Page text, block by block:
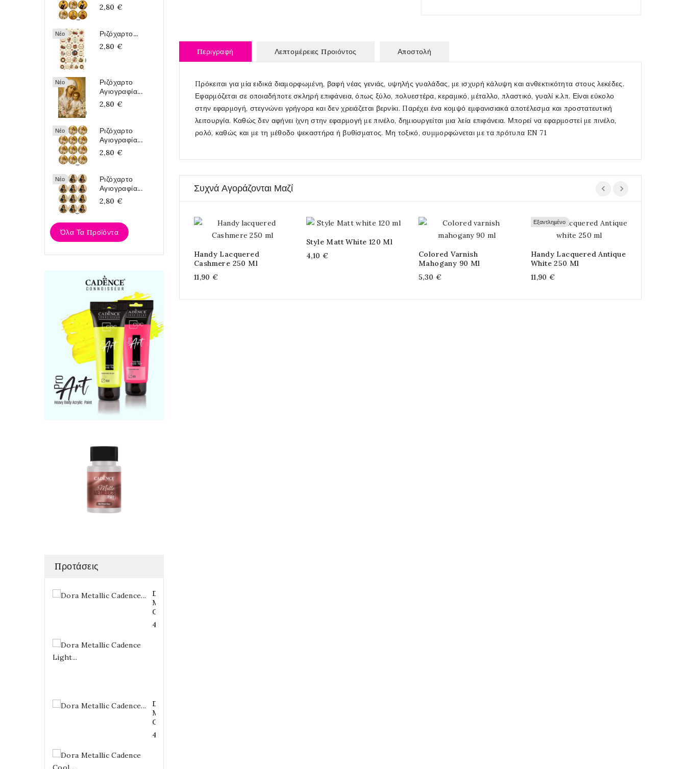
2,80 €
Νέο
Ριζόχαρτο...
2,80 €
Νέο
Ριζόχαρτο
Αγιογραφία...
2,80 €
Νέο
Ριζόχαρτο
Αγιογραφία...
2,80 €
Νέο
Ριζόχαρτο
Αγιογραφία...
2,80 €
Όλα Τα Προϊόντα
Προτάσεις
Dora
Metallic
Cadence...
4,20 €
Dora
Metallic
Cadence...
4,20 €
Περιγραφή Λεπτομέρειες Προιόντος Αποστολή
Πρόκειται για μία ειδικά διαμορφωμένη, βαφή νέας γενιάς, υψηλής γυαλάδας, με ισχυρή κάλυψη και ανθεκτικότητα στους λεκέδες.
Εφαρμόζεται σε οποιαδήποτε σκληρή επιφάνεια, όπως ξύλο, πολυεστέρα, κεραμικό, μέταλλο, πλαστικό, γυαλί κ.λπ. Είναι εύκολο
στην εφαρμογή, στεγνώνει γρήγορα και δεν χρειάζεται βερνίκι. Παρέχει ένα κομψό εμφανισιακά αποτέλεσμα και προστατευτική
λειτουργία. Καθώς δεν αφήνει ίχνη στην εφαρμογή με πινέλο, δημιουργείται μια λεία επιφάνεια. Μπορεί να εφαρμοστεί με πινέλο,
ρολό, καθώς και με τη μέθοδο ψεκαστήρα ή βυθίσματος. Μη τοξικό, συμμορφώνεται με τα πρότυπα EN 71
Συχνά Αγοράζονται Μαζί
Handy Lacquered
Cashmere 250 Ml
11,90 €
Style Matt White 120 Ml
4,10 €
Colored Varnish
Mahogany 90 Ml
5,30 €
Εξαντλημένο
Handy Lacquered Antique
White 250 Ml
11,90 €